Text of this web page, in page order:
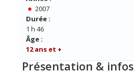
2007
Durée :
1 h 46
Âge :
12 ans et +
Présentation & infos